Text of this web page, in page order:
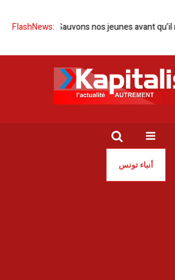
FlashNews:
Drogue | Sauvons nos jeunes avant qu’il
أنباء تونس